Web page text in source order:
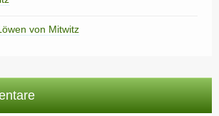
von Mitwitz